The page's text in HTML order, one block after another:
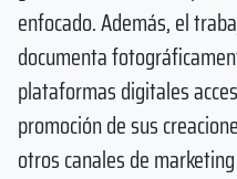
enfocado. Además, el
documenta
plataformas digitales
promoción de sus
otros canales de